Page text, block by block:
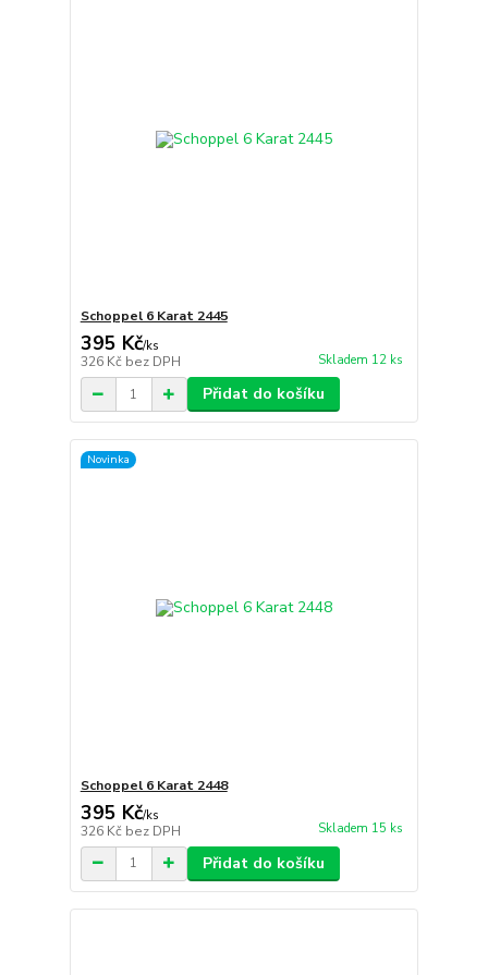
Schoppel 6 Karat 2445
395 Kč/ks
326 Kč bez DPH Skladem 12 ks
Přidat do košíku
Novinka
Schoppel 6 Karat 2448
395 Kč/ks
326 Kč bez DPH Skladem 15 ks
Přidat do košíku